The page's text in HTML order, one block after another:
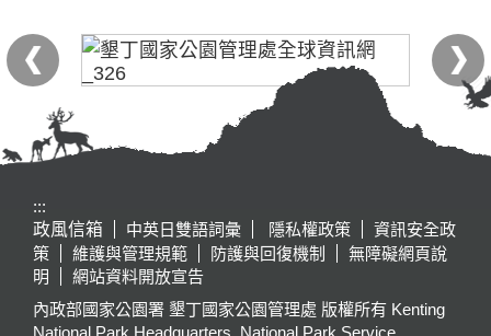
:::
政風信箱
中英日雙語詞彙 隱私權政策
資訊安全政
策
維護與管理規範 防護與回復機制
無障礙網頁說
明
網站資料開放宣告
內政部國家公園署 墾丁國家公園管理處 版權所有 Kenting
National Park Headquarters, National Park Service,